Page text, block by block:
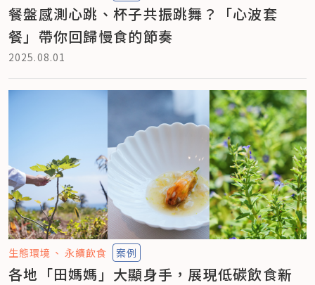
餐盤感測心跳、杯子共振跳舞？「心波套
餐」帶你回歸慢食的節奏
2025.08.01
生態環境 永續飲食 案例
各地「田媽媽」大顯身手，展現低碳飲食新